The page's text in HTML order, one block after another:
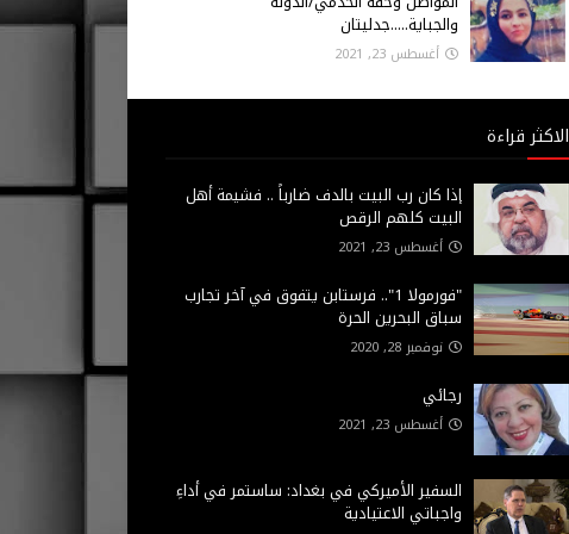
والجباية.....جدليتان
أغسطس 23, 2021
الاكثر قراءة
إذا كان رب البيت بالدف ضارباً .. فشيمة أهل
البيت كلهم الرقص
أغسطس 23, 2021
"فورمولا 1".. فرستابن يتفوق في آخر تجارب
سباق البحرين الحرة
نوفمبر 28, 2020
رجائي
أغسطس 23, 2021
السفير الأميركي في بغداد: ساستمر في أداءِ
واجباتي الاعتيادية